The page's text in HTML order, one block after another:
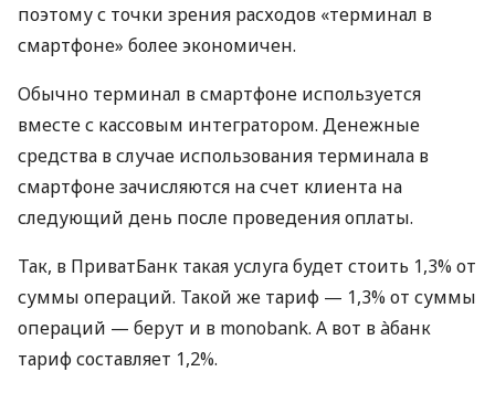
поэтому с точки зрения расходов «терминал в
смартфоне» более экономичен.
Обычно терминал в смартфоне используется
вместе с кассовым интегратором. Денежные
средства в случае использования терминала в
смартфоне зачисляются на счет клиента на
следующий день после проведения оплаты.
Так, в ПриватБанк такая услуга будет стоить 1,3% от
суммы операций. Такой же тариф — 1,3% от суммы
операций — берут и в monobank. А вот в àбанк
тариф составляет 1,2%.